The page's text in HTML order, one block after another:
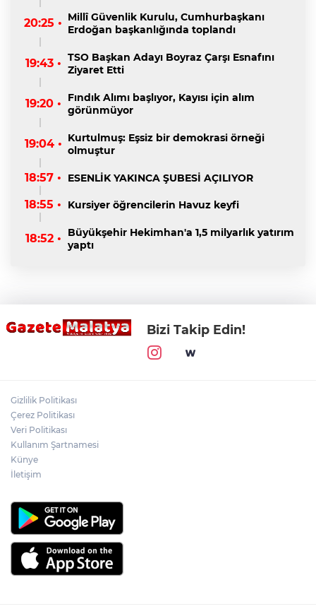
20:25 • Millî Güvenlik Kurulu, Cumhurbaşkanı
Erdoğan başkanlığında toplandı
19:43 • TSO Başkan Adayı Boyraz Çarşı Esnafını
Ziyaret Etti
19:20 •
Fındık Alımı başlıyor, Kayısı için alım
görünmüyor
19:04 • Kurtulmuş: Eşsiz bir demokrasi örneği
olmuştur
18:57 • ESENLİK YAKINCA ŞUBESİ AÇILIYOR
18:55 • Kursiyer öğrencilerin Havuz keyfi
18:52 •
Büyükşehir Hekimhan'a 1,5 milyarlık yatırım
yaptı
Bizi Takip Edin!
Gizlilik Politikası
Çerez Politikası
Veri Politikası
Kullanım Şartnamesi
Künye
İletişim